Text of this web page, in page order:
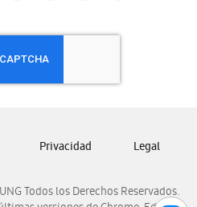
Honduras
Nicaragua
Panamá
Venezuela
Todos los Derechos Reservados.
Privacidad Legal